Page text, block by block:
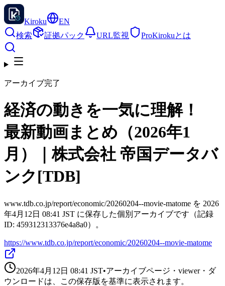
Kiroku
EN
検索
証拠パック URL監視 ProKirokuとは
アーカイブ完了
経済の動きを一気に理解！
最新動画まとめ（2026年1
月）｜株式会社 帝国データバ
ンク[TDB]
www.tdb.co.jp/report/economic/20260204--movie-matome を 2026
年4月12日 08:41 JST に保存した個別アーカイブです（記録
ID: 459312313376e4a8a0）。
https://www.tdb.co.jp/report/economic/20260204--movie-matome
2026年4月12日 08:41 JST•アーカイブページ・viewer・ダ
ウンロードは、この保存版を基準に表示されます。